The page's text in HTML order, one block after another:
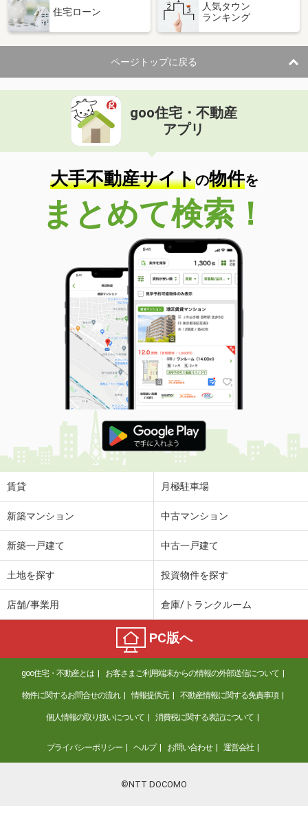
住宅ローン
人気タウン
ランキング
ページトップに戻る
goo住宅・不動産
アプリ
大手不動産サイトの物件を
まとめて検索！
賃貸 月極駐車場
新築マンション 中古マンション
新築一戸建て 中古一戸建て
土地を探す 投資物件を探す
店舗/事業用 倉庫/トランクルーム
PC版へ
goo住宅・不動産とは お客さまご利用端末からの情報の外部送信について
物件に関するお問合せの流れ 情報提供元 不動産情報に関する免責事項
個人情報の取り扱いについて 消費税に関する表記について
プライバシーポリシー ヘルプ お問い合わせ 運営会社
©NTT DOCOMO